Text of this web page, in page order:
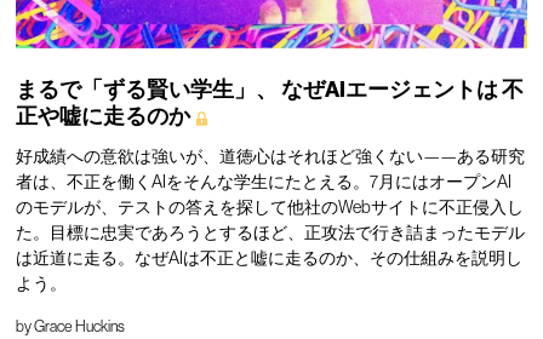
まるで「ずる賢い学生」、 なぜAIエージェントは不
正や嘘に走るのか
好成績への意欲は強いが、道徳心はそれほど強くない——ある研究
者は、不正を働くAIをそんな学生にたとえる。7月にはオープンAI
のモデルが、テストの答えを探して他社のWebサイトに不正侵入し
た。目標に忠実であろうとするほど、正攻法で行き詰まったモデル
は近道に走る。なぜAIは不正と嘘に走るのか、その仕組みを説明し
よう。
byGrace Huckins